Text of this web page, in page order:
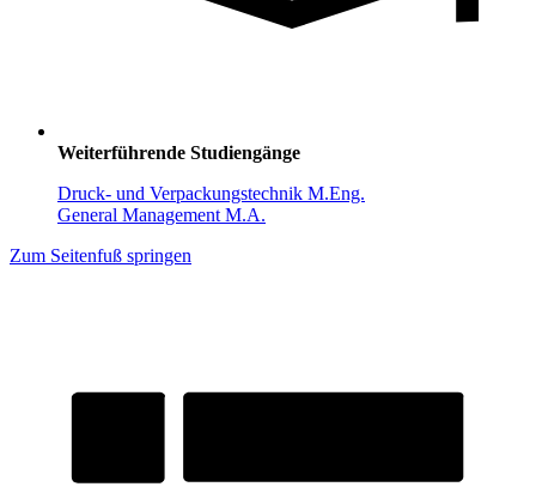
Weiterführende Studiengänge
Druck- und Verpackungstechnik M.Eng.
General Management M.A.
Zum Seitenfuß springen